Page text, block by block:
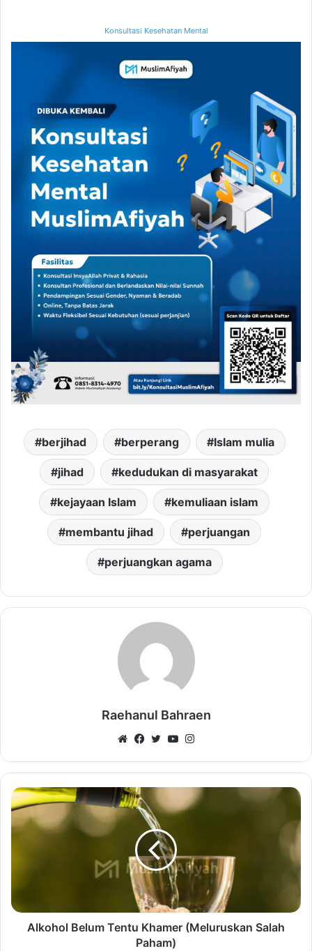
Konsultasi Kesehatan Mental
berjihad berperang Islam mulia
jihad kedudukan di masyarakat
kejayaan Islam kemuliaan islam
membantu jihad perjuangan
perjuangkan agama
Raehanul Bahraen
WebsiteFacebook
TwitterYouTube
Alkohol Belum Tentu Khamer (Meluruskan Salah
Paham)